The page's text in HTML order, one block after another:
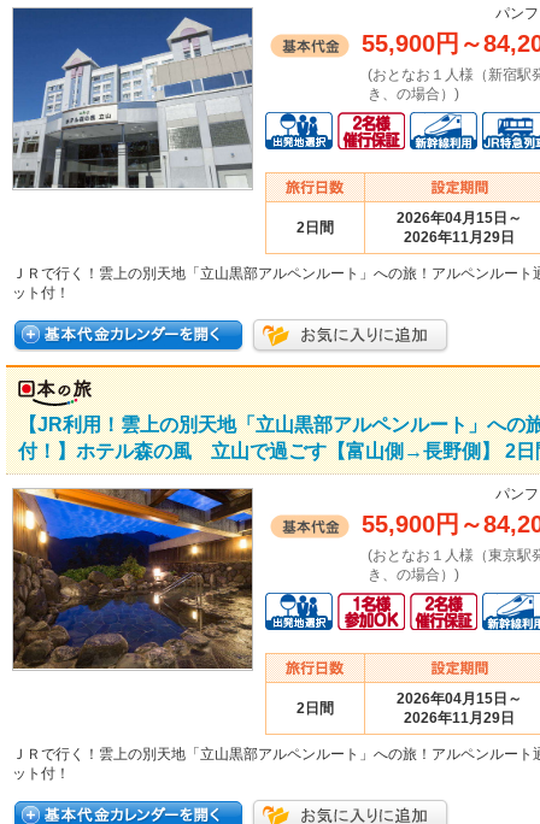
パン
55,900円 ～
(おとなお１人様（新宿駅
き、の場合）)
2日間
2026年04月15日～
2026年11月29日
ＪＲで行く！雲上の別天地「立山黒部アルペンルート」への旅！アルペンルート
ット付！
【JR利用！雲上の別天地「立山黒部アルペンルート」への
付！】ホテル森の風 立山で過ごす【富山側→長野側】 2日
パン
55,900円 ～
(おとなお１人様（東京駅
き、の場合）)
2日間
2026年04月15日～
2026年11月29日
ＪＲで行く！雲上の別天地「立山黒部アルペンルート」への旅！アルペンルート
ット付！